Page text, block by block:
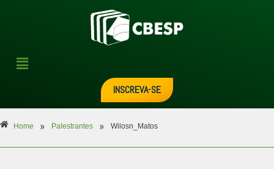
INSCREVA-SE
Home » Palestrantes » Wilosn_Matos